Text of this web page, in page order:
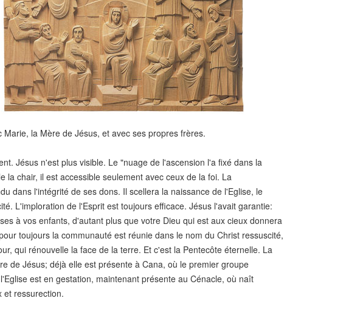
la Mère de Jésus, et avec ses propres frères.
Jésus n'est plus visible. Le "nuage de l'ascension l'a fixé dans la
la chair, il est accessible seulement avec ceux de la foi. La
dans l'intégrité de ses dons. Il scellera la naissance de l'Eglise, le
L'imploration de l'Esprit est toujours efficace. Jésus l'avait garantie:
à vos enfants, d'autant plus que votre Dieu qui est aux cieux donnera
toujours la communauté est réunie dans le nom du Christ ressuscité,
qui rénouvelle la face de la terre. Et c'est la Pentecôte éternelle. La
de Jésus; déjà elle est présente à Cana, où le premier groupe
est en gestation, maintenant présente au Cénacle, où naît
et ressurection.